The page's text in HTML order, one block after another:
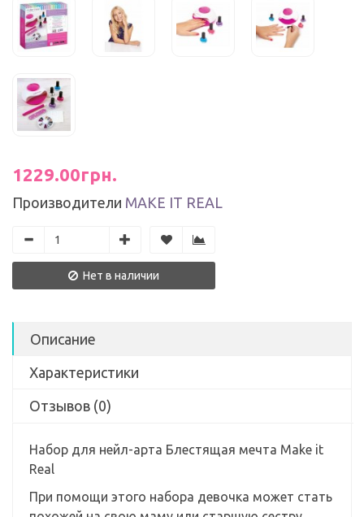
1229.00грн.
Производители MAKE IT REAL
Нет в наличии
Описание
Характеристики
Отзывов (0)
Набор для нейл-арта Блестящая мечта Make it
Real
При помощи этого набора девочка может стать